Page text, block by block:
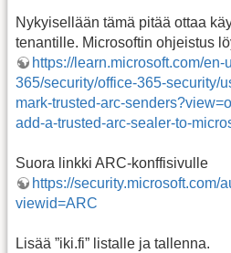
Nykyisellään tämä pitää ottaa
tenantille. Microsoftin ohjeistus
https://learn.microsoft.com/en-
365/security/office-365-security/
mark-trusted-arc-
add-a-trusted-arc-sealer-to-
Suora linkki ARC-konffisivulle
https://security.microsoft.com/
viewid=ARC
Lisää ”iki.fi” listalle ja tallenna.